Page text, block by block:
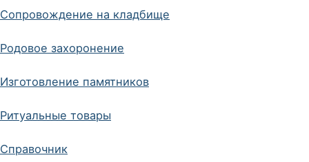
Сопровождение на кладбище
Родовое захоронение
Изготовление памятников
Ритуальные товары
Справочник